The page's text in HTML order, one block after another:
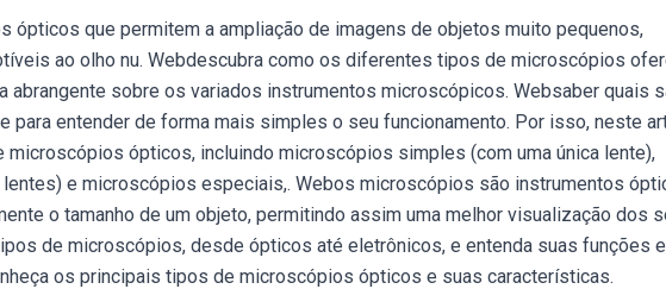
ópticos que permitem a ampliação de imagens de objetos muito pequenos,
ao olho nu. Webdescubra como os diferentes tipos de microscópios
abrangente sobre os variados instrumentos microscópicos. Websaber quais
para entender de forma mais simples o seu funcionamento. Por isso, neste
ópticos, incluindo microscópios simples (com uma única lente),
e microscópios especiais,. Webos microscópios são instrumentos
o tamanho de um objeto, permitindo assim uma melhor visualização dos
de microscópios, desde ópticos até eletrônicos, e entenda suas funções e
os principais tipos de microscópios ópticos e suas características.